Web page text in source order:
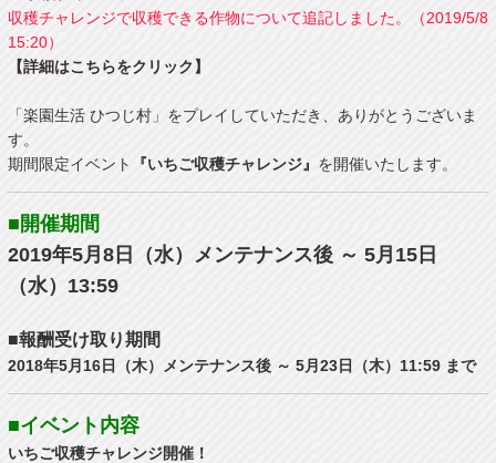
収穫チャレンジで収穫できる作物について追記しました。（2019/5/8
15:20）
【詳細はこちらをクリック】
「楽園生活 ひつじ村」をプレイしていただき、ありがとうございま
す。
期間限定イベント
『いちご収穫チャレンジ』 を開催いたします。
■開催期間
2019年5月8日（水）メンテナンス後 ～ 5月15日
（水）13:59
■報酬受け取り期間
2018年5月16日（木）メンテナンス後 ～ 5月23日（木）11:59 まで
■イベント内容
いちご収穫チャレンジ開催！